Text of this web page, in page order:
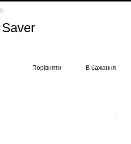
Порівняти В бажання